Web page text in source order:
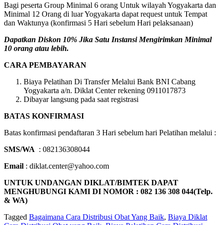
Bagi peserta Group Minimal 6 orang Untuk wilayah Yogyakarta dan
Minimal 12 Orang di luar Yogyakarta dapat request untuk Tempat
dan Waktunya (konfirmasi 5 Hari sebelum Hari pelaksanaan)
Dapatkan Diskon 10% Jika Satu Instansi Mengirimkan Minimal
10 orang atau lebih.
CARA PEMBAYARAN
Biaya Pelatihan Di Transfer Melalui Bank BNI Cabang
Yogyakarta a/n. Diklat Center rekening 0911017873
Dibayar langsung pada saat registrasi
BATAS KONFIRMASI
Batas konfirmasi pendaftaran 3 Hari sebelum hari Pelatihan melalui :
SMS/WA : 082136308044
Email : diklat.center@yahoo.com
UNTUK UNDANGAN DIKLAT/BIMTEK DAPAT
MENGHUBUNGI KAMI DI NOMOR : 082 136 308 044(Telp.
& WA)
Tagged Bagaimana Cara Distribusi Obat Yang Baik, Biaya Diklat